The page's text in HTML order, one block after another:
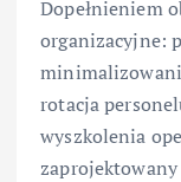
Dopełnieniem
organizacyjne:
rotacja
wyszkolenia